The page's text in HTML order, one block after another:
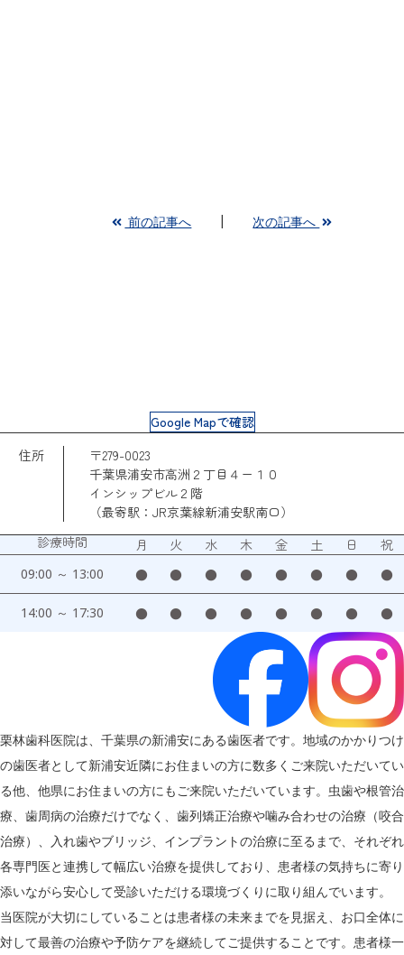
前の記事へ 次の記事へ
Google Mapで確認
住所
〒279-0023
千葉県浦安市高洲２丁目４ー１０
インシップビル２階
（最寄駅：JR京葉線新浦安駅南口）
診療時間
月 火 水 木 金 土 日 祝
09:00 ～ 13:00 ● ● ● ● ● ● ● ●
14:00 ～ 17:30 ● ● ● ● ● ● ● ●
栗林歯科医院は、千葉県の新浦安にある歯医者です。地域のかかりつけ
の歯医者として新浦安近隣にお住まいの方に数多くご来院いただいてい
る他、他県にお住まいの方にもご来院いただいています。虫歯や根管治
療、歯周病の治療だけでなく、歯列矯正治療や噛み合わせの治療（咬合
治療）、入れ歯やブリッジ、インプラントの治療に至るまで、それぞれ
各専門医と連携して幅広い治療を提供しており、患者様の気持ちに寄り
添いながら安心して受診いただける環境づくりに取り組んでいます。
当医院が大切にしていることは患者様の未来までを見据え、お口全体に
対して最善の治療や予防ケアを継続してご提供することです。患者様一